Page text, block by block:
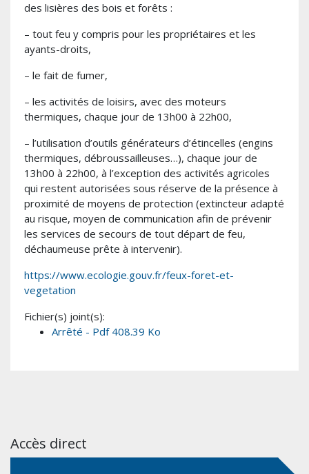
des lisières des bois et forêts :
– tout feu y compris pour les propriétaires et les
ayants-droits,
– le fait de fumer,
– les activités de loisirs, avec des moteurs
thermiques, chaque jour de 13h00 à 22h00,
– l’utilisation d’outils générateurs d’étincelles (engins
thermiques, débroussailleuses…), chaque jour de
13h00 à 22h00, à l’exception des activités agricoles
qui restent autorisées sous réserve de la présence à
proximité de moyens de protection (extincteur adapté
au risque, moyen de communication afin de prévenir
les services de secours de tout départ de feu,
déchaumeuse prête à intervenir).
https://www.ecologie.gouv.fr/feux-foret-et-
vegetation
Fichier(s) joint(s):
Arrêté - Pdf 408.39 Ko
Accès direct